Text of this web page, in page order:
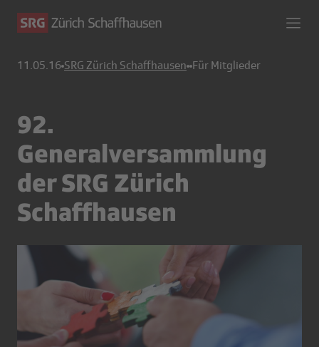
11.05.16 SRG Zürich Schaffhausen Für Mitglieder
92.
Generalversammlung
der SRG Zürich
Schaffhausen